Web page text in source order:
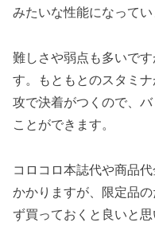
みたいな性能になってい
難しさや弱点も多いで
す。もともとのスタミ
攻で決着がつくので、
ことができます。
コロコロ本誌代や商品
かかりますが、限定品
ず買っておくと良いと思